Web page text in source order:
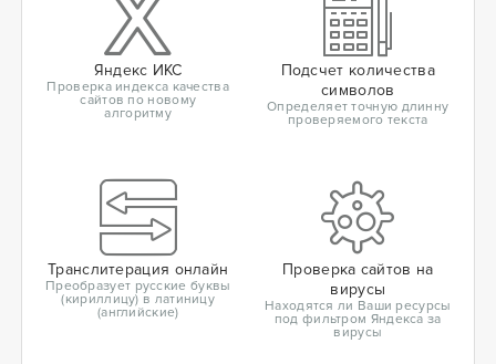
Яндекс ИКС
Проверка индекса качества
сайтов по новому
алгоритму
Подсчет количества
символов
Определяет точную длинну
проверяемого текста
Транслитерация онлайн
Преобразует русские буквы
(кириллицу) в латиницу
(английские)
Проверка сайтов на
вирусы
Находятся ли Ваши ресурсы
под фильтром Яндекса за
вирусы